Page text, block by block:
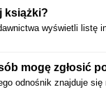
książki?
wyświetli listę
mogę zgłosić
odnośnik znajduje się